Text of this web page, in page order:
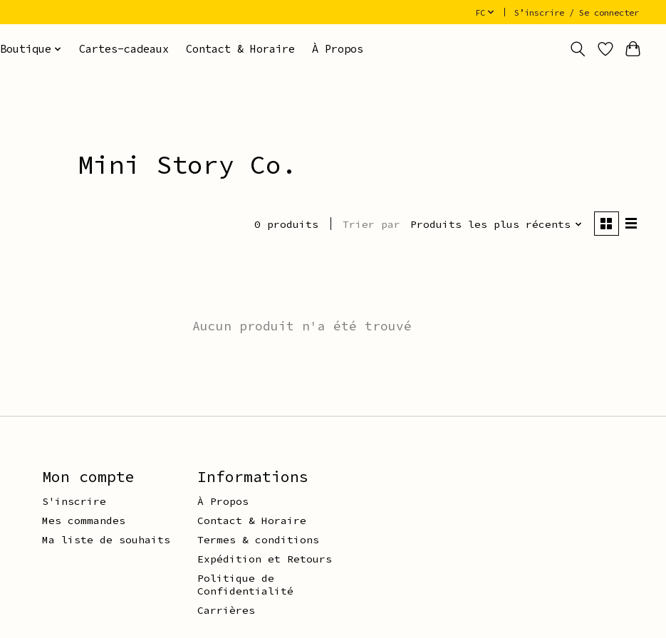
FC S’inscrire / Se connecter
Boutique Cartes-cadeaux Contact & Horaire À Propos
Mini Story Co.
0 produits Trier par Produits les plus récents
Aucun produit n'a été trouvé
Mon compte
S'inscrire
Mes commandes
Ma liste de souhaits
Informations
À Propos
Contact & Horaire
Termes & conditions
Expédition et Retours
Politique de
Confidentialité
Carrières